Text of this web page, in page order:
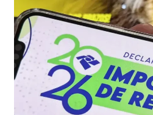
t
s
A
p
p
e
r
a
m
e
b
o
o
k
e
a
d
s
e
s
k
y